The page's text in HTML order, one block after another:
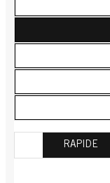
RAPIDE